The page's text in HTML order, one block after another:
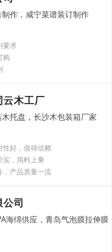
作，咸宁菜谱装订制作
要求
购
木工厂
托盘，长沙木包装箱厂家
性好，值得信赖
实，用料上乘
，产品质量一流
司
海绵供应，青岛气泡膜拉伸膜